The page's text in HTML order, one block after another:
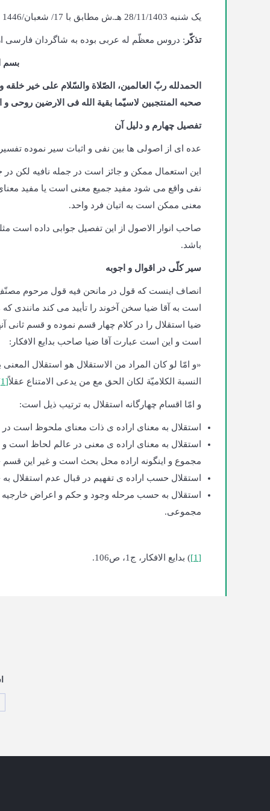
یک‌ شنبه 28/11/1403 هـ.ش مطابق با 17/ شعبان/1446 هـ.ق، کابل، حوزه علمیّه دارالمعارف اهلبیت
تذکّر : دروس معظّم له عربی بوده به شاگردان فارسی
بسم
الحمدلله ربّ العالمین، الصّلاة والسّلام علی خیر
صحبه المنتجبین لاسیّما بقیة الله فی الارضین روحی و
تفصیل چهارم و دلیل آن
عده ای از اصولی ها بین نفی و اثبات سیر نموده
این استعمال ممکن و جائز است در جمله نافیه لکن در
نفی واقع می شود مفید جمیع معنی است یا مفید
معنی ممکن است به اتیان فرد واحد.
صاحب انوار الاصول از این تفصیل جوابی داده است
باشد.
سیر کلّی در اقوال و اجوبه
انصاف اینست که قول در مانحن فیه قول مرحوم
است به آقا ضیا سخن آخوند را تأیید می کند مانندی
ضیا استقلال را در کلام چهار قسم نموده و قسم ثانی
است و این است عبارت آقا ضیا صاحب بدایع الافکار:
«و امّا لو کان المراد من الاستقلال هو استقلال
النسبة الکلامیّة لکان الحق مع من یدعی الامتناع عقلاً[1]
و امّا اقسام چهارگانه استقلال به ترتیب ذیل است:
استقلال به معنای اراده ی ذات معنای ملحوظ است در
استقلال به معنای اراده ی معنی در عالم لحاظ
مجموع و اینگونه اراده محل بحث است و غیر این
استقلال حسب اراده ی تفهیم در قبال عدم استقلال
استقلال به حسب مرحله وجود و حکم و اعراض
مجموعی.
[1] ) بدایع الافکار، ج1، ص106.